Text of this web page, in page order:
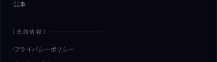
記事
[法的情報 ]
プライバシーポリシー